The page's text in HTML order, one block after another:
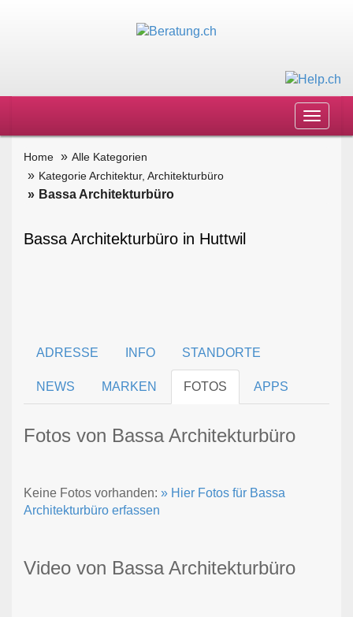
Toggle
Home
Alle Kategorien
Kategorie Architektur, Architekturbüro
Bassa Architekturbüro
Bassa Architekturbüro in Huttwil
ADRESSE INFO STANDORTE
NEWS MARKEN FOTOS APPS
Fotos von Bassa Architekturbüro
Keine Fotos vorhanden: » Hier Fotos für Bassa
Architekturbüro erfassen
Video von Bassa Architekturbüro